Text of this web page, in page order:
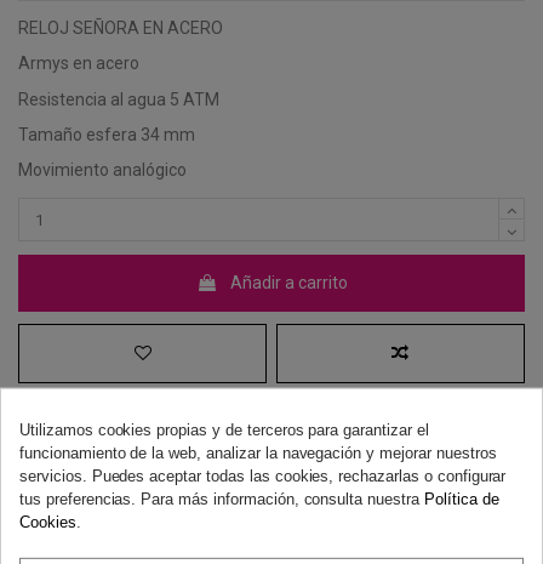
RELOJ SEÑORA EN ACERO
Armys en acero
Resistencia al agua 5 ATM
Tamaño esfera 34 mm
Movimiento analógico
Añadir a carrito
Utilizamos cookies propias y de terceros para garantizar el
funcionamiento de la web, analizar la navegación y mejorar nuestros
servicios. Puedes aceptar todas las cookies, rechazarlas o configurar
tus preferencias. Para más información, consulta nuestra Política de
Cookies